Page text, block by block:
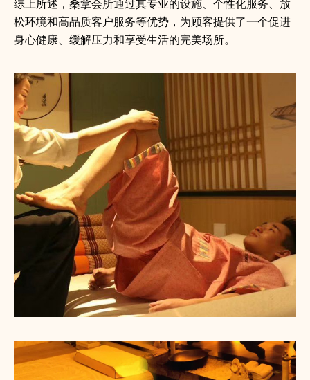
综上所述，桑拿会所通过其专业的设施、个性化服务、放
松环境和高品质客户服务等优势，为顾客提供了一个促进
身心健康、缓解压力和享受生活的完美场所。